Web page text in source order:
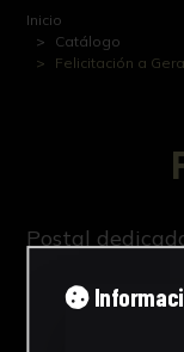
Inicio
Catálogo
Felicitación a
Postal
Navegación.